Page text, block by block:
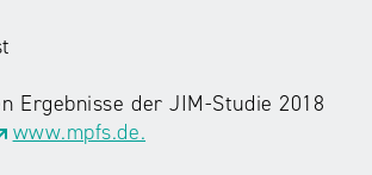
Ergebnisse der JIM-Studie 2018
www.mpfs.de.